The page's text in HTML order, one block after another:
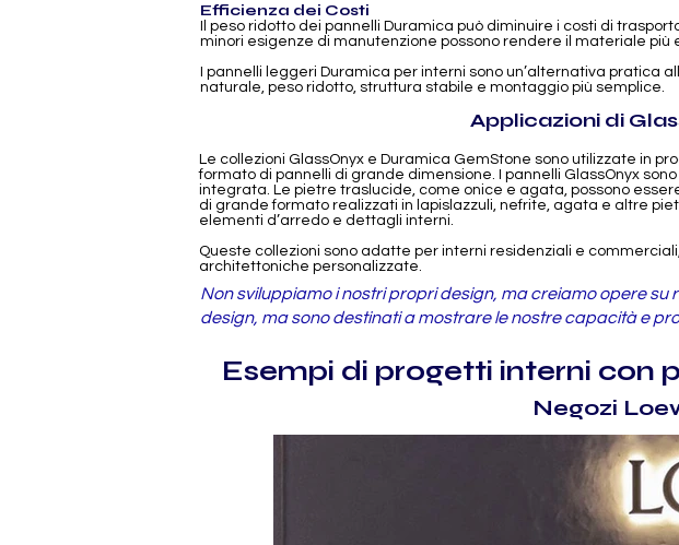
Efficienza dei Costi
Il peso ridotto dei pannelli Duramica può diminuire i costi di
minori esigenze di manutenzione possono rendere il materiale più
I pannelli leggeri Duramica per interni sono un’alternativa
naturale, peso ridotto, struttura stabile e montaggio più semplice.
Applicazioni di
Le collezioni GlassOnyx e Duramica GemStone sono utilizzate in
formato di pannelli di grande dimensione. I pannelli GlassOnyx
integrata. Le pietre traslucide, come onice e agata, possono
di grande formato realizzati in lapislazzuli, nefrite, agata e altre
elementi d’arredo e dettagli interni.
Queste collezioni sono adatte per interni residenziali e
architettoniche personalizzate.
Non sviluppiamo i nostri propri design, ma creiamo opere su
design, ma sono destinati a mostrare le nostre capacità e
Esempi di progetti interni con
Negozi